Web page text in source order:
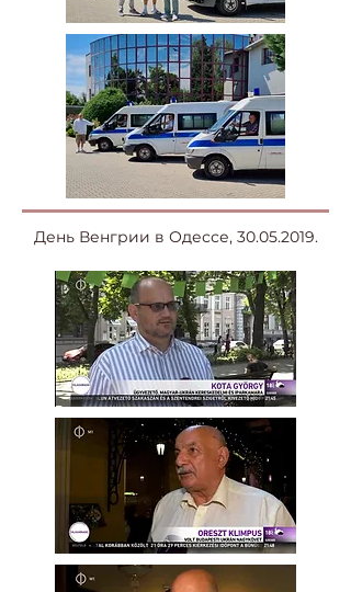
День Венгрии в Одессе, 30.05.2019.